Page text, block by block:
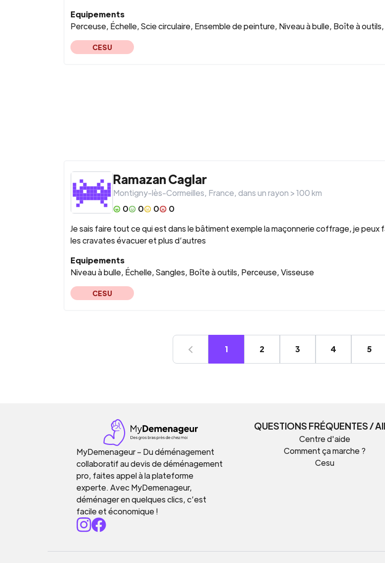
Equipements
Perceuse, Échelle, Scie circulaire, Ensemble de peinture, Niveau à bulle, Boîte à
CESU
RamazanCaglar
Montigny-lès-Cormeilles, France, dans un rayon >100km
0
0 0
0
Je sais faire tout ce qui est dans le bâtiment exemple la maçonnerie coffrage, je peux
les cravates évacuer et plus d’autres
Equipements
Niveau à bulle, Échelle, Sangles, Boîte à outils, Perceuse, Visseuse
CESU
1 2 3 4 5
MyDemenageur – Du déménagement
collaboratif au devis de déménagement
pro, faites appel à la plateforme
experte. Avec MyDemenageur,
déménager en quelques clics, c’est
facile et économique !
QUESTIONS FRÉQUENTES /
Centre d'aide
Comment ça marche ?
Cesu